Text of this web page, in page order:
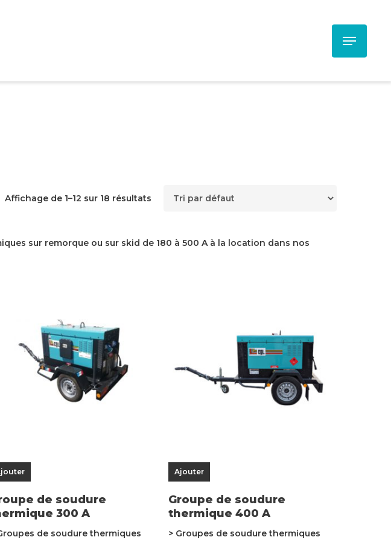
Menu
Affichage de 1–12 sur 18 résultats
sur remorque ou sur skid de 180 à 500 A à la location dans nos
de soudure
300 A
de soudure thermiques
Ajouter
Groupe de soudure
thermique 400 A
> Groupes de soudure thermiques